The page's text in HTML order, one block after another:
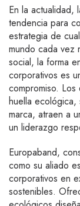
En la actualidad,
tendencia para
estrategia de
mundo cada vez
social, la forma
corporativos es
compromiso.
huella ecológica,
marca, atraen a
un liderazgo
Europaband,
como su aliado
corporativos en
sostenibles.